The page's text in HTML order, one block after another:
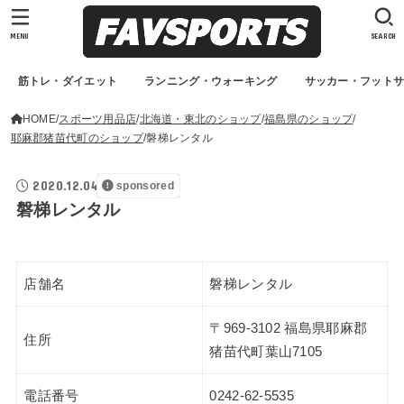
筋トレ・ダイエット ランニング・ウォーキング サッカー・フット
SEARCH
MENU
HOME スポーツ用品店 北海道・東北のショップ 福島県のショップ
耶麻郡猪苗代町のショップ 磐梯レンタル
2020.12.04 sponsored
磐梯レンタル
店舗名 磐梯レンタル
住所
〒969-3102 福島県耶麻郡
猪苗代町葉山7105
電話番号 0242-62-5535